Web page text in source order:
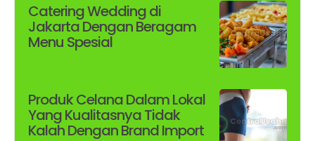
Catering Wedding di
Jakarta Dengan Beragam
Menu Spesial
Produk Celana Dalam Lokal
Yang Kualitasnya Tidak
Kalah Dengan Brand Import